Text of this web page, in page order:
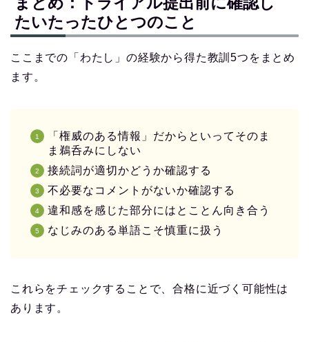
たいたったひとつのこと
ここまでの「わたし」の経験から得た教訓5つをまとめ
ます。
「権威のある情報」だからといってそのま
ま鵜呑みにしない
接続詞が適切かどうか確認する
不必要なコメントがないか確認する
違和感を感じた部分にはとことん向き合う
なじみのある単語こそ慎重に扱う
これらをチェックすることで、合格に近づく可能性は
あります。